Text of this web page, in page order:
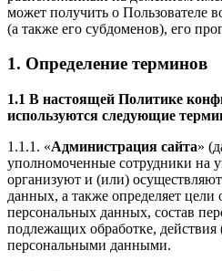
может получить о Пользователе
(а также его субдоменов), его
1. Определение терминов
1.1 В настоящей Политике
используются следующие
1.1.1. «Администрация сайта»
уполномоченные сотрудники на
организуют и (или)
данных, а также определяет цели
персональных данных, состав
подлежащих обработке,
персональными данными.